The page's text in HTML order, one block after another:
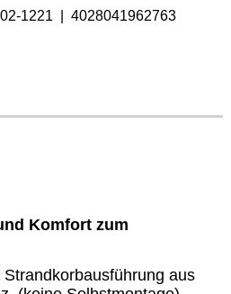
1221 4028041962763
Komfort zum
aus